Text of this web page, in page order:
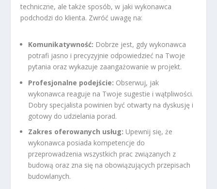
techniczne, ale także sposób, w jaki wykonawca
podchodzi do klienta. Zwróć uwagę na:
Komunikatywność: Dobrze jest, gdy wykonawca
potrafi jasno i precyzyjnie odpowiedzieć na Twoje
pytania oraz wykazuje zaangażowanie w projekt.
Profesjonalne podejście: Obserwuj, jak
wykonawca reaguje na Twoje sugestie i wątpliwości.
Dobry specjalista powinien być otwarty na dyskusję i
gotowy do udzielania porad.
Zakres oferowanych usług: Upewnij się, że
wykonawca posiada kompetencje do
przeprowadzenia wszystkich prac związanych z
budową oraz zna się na obowiązujących przepisach
budowlanych.